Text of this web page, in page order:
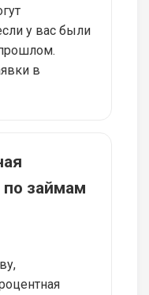
у вас были
в
по займам